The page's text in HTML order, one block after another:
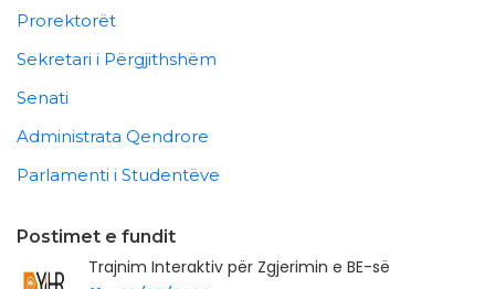
Prorektorët
Sekretari i Përgjithshëm
Senati
Administrata Qendrore
Parlamenti i Studentëve
Postimet e fundit
Trajnim Interaktiv për Zgjerimin e BE-së